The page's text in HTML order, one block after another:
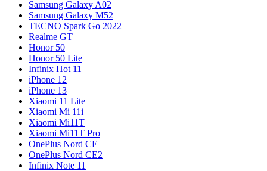
Samsung Galaxy A02
Samsung Galaxy M52
TECNO Spark Go 2022
Realme GT
Honor 50
Honor 50 Lite
Infinix Hot 11
iPhone 12
iPhone 13
Xiaomi 11 Lite
Xiaomi Mi 11i
Xiaomi Mi11T
Xiaomi Mi11T Pro
OnePlus Nord CE
OnePlus Nord CE2
Infinix Note 11